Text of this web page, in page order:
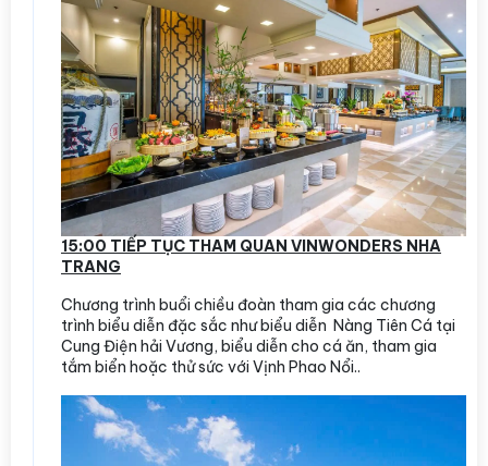
15:00 TIẾP TỤC THAM QUAN VINWONDERS NHA
TRANG
Chương trình buổi chiều đoàn tham gia các chương
trình biểu diễn đặc sắc như biểu diễn Nàng Tiên Cá tại
Cung Điện hải Vương, biểu diễn cho cá ăn, tham gia
tắm biển hoặc thử sức với Vịnh Phao Nổi..